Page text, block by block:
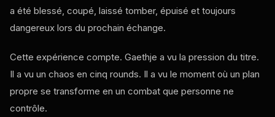
a été blessé, coupé, laissé tomber, épuisé et toujours
dangereux lors du prochain échange.
Cette expérience compte. Gaethje a vu la pression du titre.
Il a vu un chaos en cinq rounds. Il a vu le moment où un plan
propre se transforme en un combat que personne ne
contrôle.